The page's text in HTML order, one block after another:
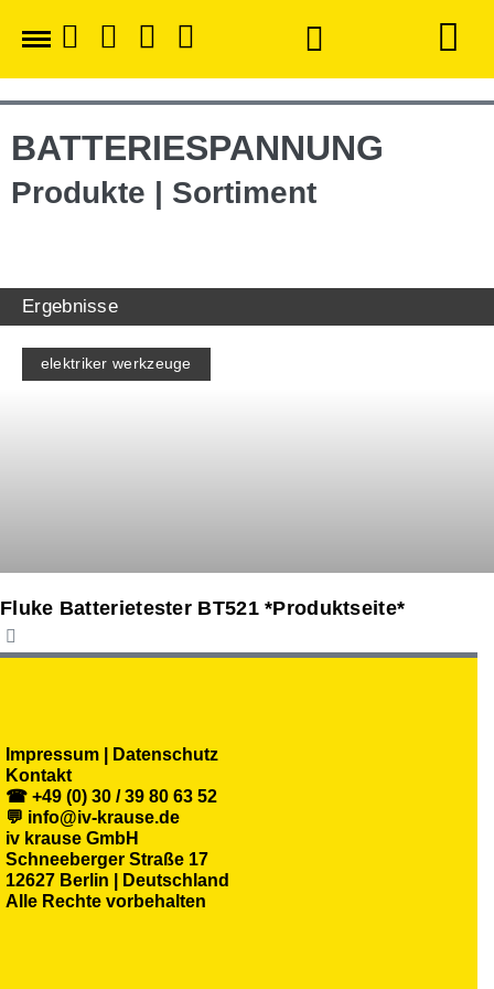
BATTERIESPANNUNG
Produkte | Sortiment
Ergebnisse
elektriker werkzeuge
Fluke Batterietester BT521 *Produktseite*
Impressum | Datenschutz
Kontakt
☎ +49 (0) 30 / 39 80 63 52
💬 info@iv-krause.de
iv krause GmbH
Schneeberger Straße 17
12627 Berlin | Deutschland
Alle Rechte vorbehalten